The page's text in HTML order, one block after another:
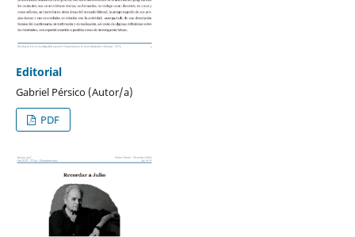
Editorial
Gabriel Pérsico (Autor/a)
PDF